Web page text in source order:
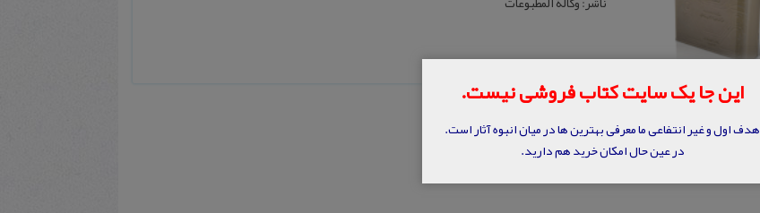
این جا یک سایت کتاب فروشی نیست.
هدف اول و غیر انتفاعی ما معرفی بهترین ها در میان انبوه آثار است.
در عین حال امکان خرید هم دارید.